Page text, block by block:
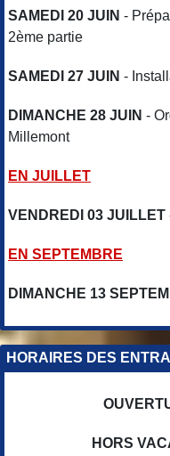
SAMEDI 20 JUIN -
2ème partie
SAMEDI 27 JUIN -
DIMANCHE 28 JUIN -
Millemont
EN JUILLET
VENDREDI 03 JUILLET
EN SEPTEMBRE
DIMANCHE 13
HORAIRES DES
HORS